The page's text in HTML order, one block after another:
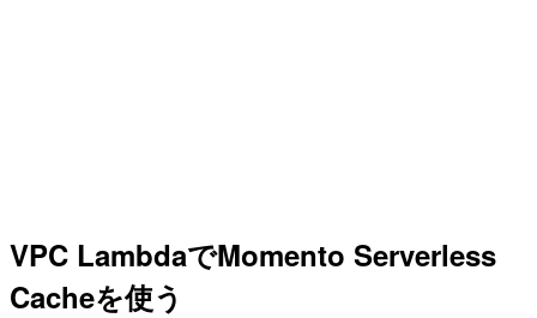
VPC LambdaでMomento Serverless
Cacheを使う